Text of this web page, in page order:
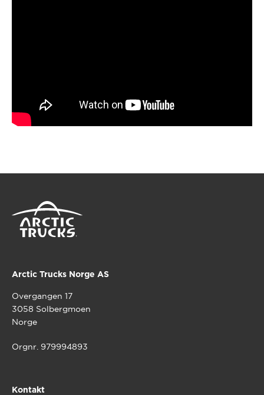
Arctic Trucks Norge AS
Overgangen 17
3058 Solbergmoen
Norge
Orgnr. 979994893
Kontakt